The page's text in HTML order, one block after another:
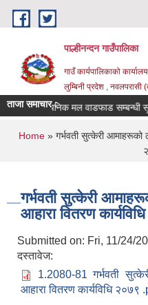
Skip to main content
पाल्हीनन्दन गाउँपालिका
गाउँ कार्यपालिकाको कार्यालय
लुम्बिनी प्रदेश , नवलपरासी
ताजा समाचार :
रसायनिक मल वाडफाड सम्बन्धी
You are here
Home » गर्भवती सुत्केरी आमाहरूको
गर्भवती सुत्केरी
आहारा वितरण
Submitted on: Fri, 11/24/
दस्तावेज:
1.2080-81 गर्भवती
आहारा वितरण कार्यविधि २०७९